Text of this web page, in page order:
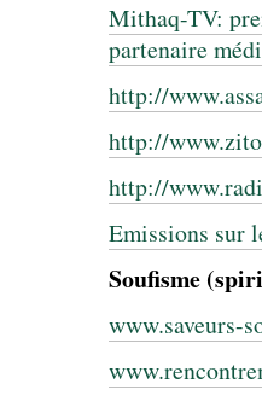
Mithaq-TV:
partenaire
http://
http://
http://
Emissions sur
Soufisme
www.saveurs-